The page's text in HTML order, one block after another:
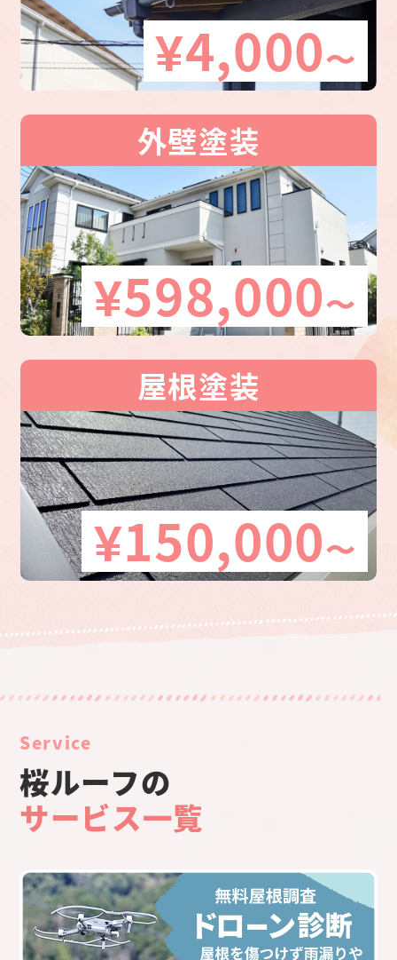
¥4,000〜
外壁塗装
¥598,000〜
屋根塗装
¥150,000〜
Service
桜ルーフの
サービス一覧